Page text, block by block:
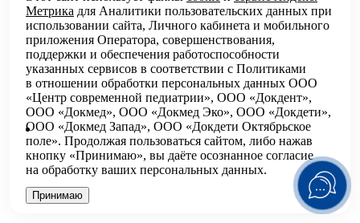
Метрика для Аналитики пользовательских данных при
использовании сайта, Личного кабинета и мобильного
приложения Оператора, совершенствования,
поддержки и обеспечения работоспособности
указанных сервисов в соответствии с Политиками
в отношении обработки персональных данных ООО
«Центр современной педиатрии», ООО «Докдент»,
ООО «Докмед», ООО «Докмед Эко», ООО «Докдети»,
ООО «Докмед Запад», ООО «Докдети Октябрьское
поле». Продолжая пользоваться сайтом, либо нажав
кнопку «Принимаю», вы даёте осознанное согласие
на обработку ваших персональных данных.
Принимаю